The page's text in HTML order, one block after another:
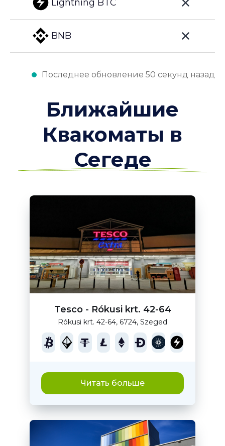
Lightning BTC
BNB
Последнее обновление 50 секунд назад
Ближайшие
Квакоматы в
Сегеде
Tesco - Rókusi krt. 42-64
Rókusi krt. 42-64, 6724, Szeged
Читать больше